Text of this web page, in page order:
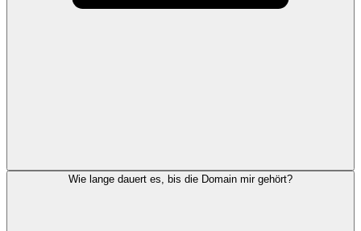
Wie lange dauert es, bis die Domain mir gehört?